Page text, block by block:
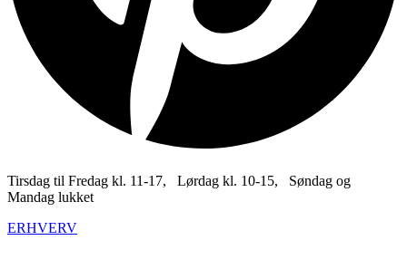
Tirsdag til Fredag kl. 11-17, Lørdag kl. 10-15, Søndag og
Mandag lukket
ERHVERV